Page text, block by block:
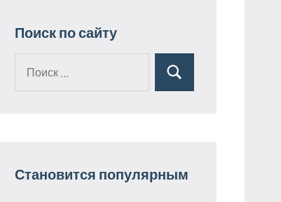
Поиск по сайту
Поиск
Становится популярным